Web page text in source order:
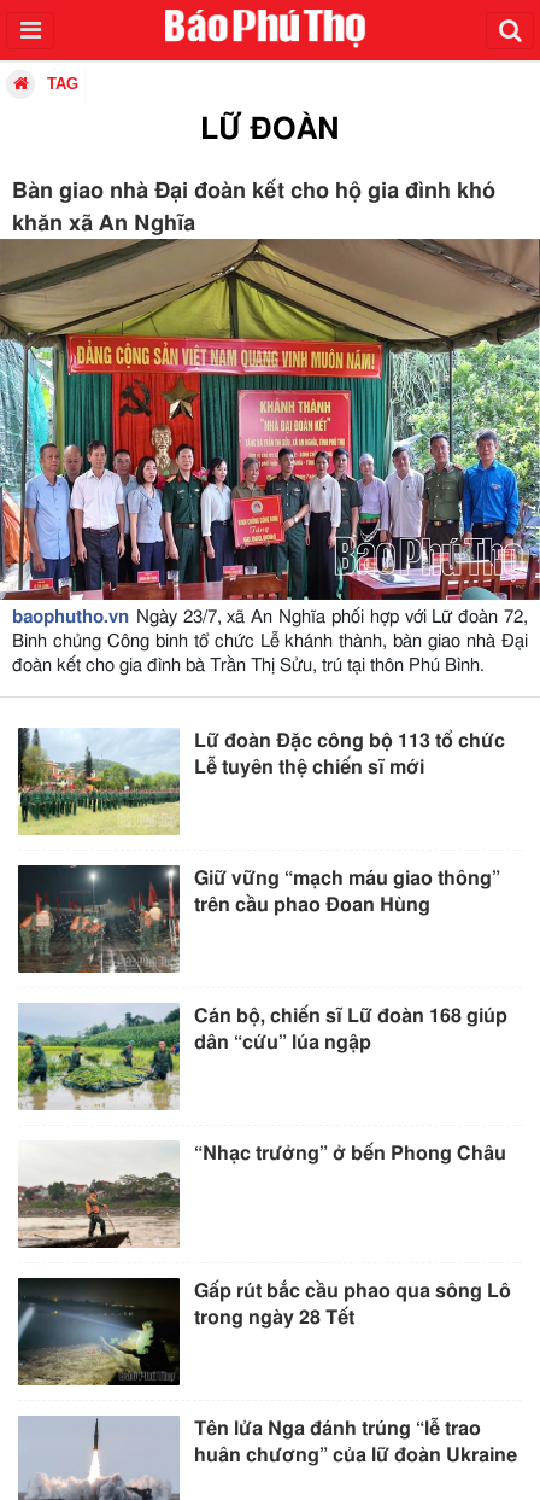
TAG
LỮ ĐOÀN
Bàn giao nhà Đại đoàn kết cho hộ gia đình khó
khăn xã An Nghĩa
baophutho.vn Ngày 23/7, xã An Nghĩa phối hợp với Lữ đoàn 72,
Binh chủng Công binh tổ chức Lễ khánh thành, bàn giao nhà Đại
đoàn kết cho gia đình bà Trần Thị Sửu, trú tại thôn Phú Bình.
Lữ đoàn Đặc công bộ 113 tổ chức
Lễ tuyên thệ chiến sĩ mới
Giữ vững “mạch máu giao thông”
trên cầu phao Đoan Hùng
Cán bộ, chiến sĩ Lữ đoàn 168 giúp
dân “cứu” lúa ngập
“Nhạc trưởng” ở bến Phong Châu
Gấp rút bắc cầu phao qua sông Lô
trong ngày 28 Tết
Tên lửa Nga đánh trúng “lễ trao
huân chương” của lữ đoàn Ukraine